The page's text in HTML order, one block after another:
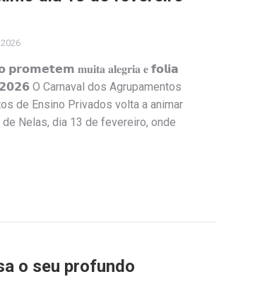
𝐦𝐮𝐢𝐭𝐚 𝐚𝐥𝐞𝐠𝐫𝐢𝐚 𝐞 𝗳𝗼𝗹𝗶𝗮
O Carnaval dos Agrupamentos
de Ensino Privados volta a animar
Nelas, dia 13 de fevereiro, onde
o seu profundo